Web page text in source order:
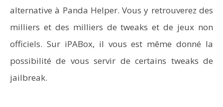
alternative à Panda Helper. Vous y retrouverez des
milliers et des milliers de tweaks et de jeux non
officiels. Sur iPABox, il vous est même donné la
possibilité de vous servir de certains tweaks de
jailbreak.